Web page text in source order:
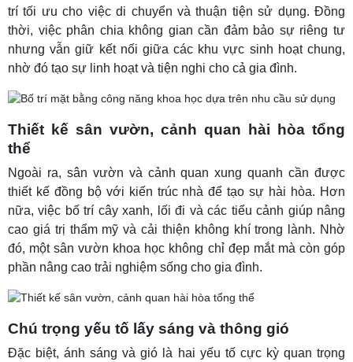
trí tối ưu cho việc di chuyển và thuận tiện sử dụng. Đồng
thời, việc phân chia không gian cần đảm bảo sự riêng tư
nhưng vẫn giữ kết nối giữa các khu vực sinh hoạt chung,
nhờ đó tạo sự linh hoạt và tiện nghi cho cả gia đình.
Thiết kế sân vườn, cảnh quan hài hòa tổng
thể
Ngoài ra, sân vườn và cảnh quan xung quanh cần được
thiết kế đồng bộ với kiến trúc nhà để tạo sự hài hòa. Hơn
nữa, việc bố trí cây xanh, lối đi và các tiểu cảnh giúp nâng
cao giá trị thẩm mỹ và cải thiện không khí trong lành. Nhờ
đó, một sân vườn khoa học không chỉ đẹp mắt mà còn góp
phần nâng cao trải nghiệm sống cho gia đình.
Chú trọng yếu tố lấy sáng và thông gió
Đặc biệt, ánh sáng và gió là hai yếu tố cực kỳ quan trọng